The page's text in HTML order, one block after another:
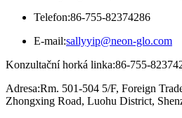
Telefon:86-755-82374286
E-mail:sallyyip@neon-glo.com
Konzultační horká linka:86-755-
Adresa:Rm. 501-504 5/F, Foreign
Zhongxing Road, Luohu District,